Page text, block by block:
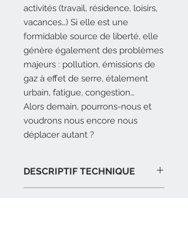
activités (travail, résidence, loisirs,
vacances…) Si elle est une
formidable source de liberté, elle
génère également des problèmes
majeurs : pollution, émissions de
gaz à effet de serre, étalement
urbain, fatigue, congestion…
Alors demain, pourrons-nous et
voudrons nous encore nous
déplacer autant ?
DESCRIPTIF TECHNIQUE